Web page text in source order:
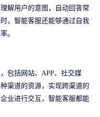
解用户的意图，自动回答常
，智能客服还能够通过自我
。
包括网站、APP、社交媒
渠道的资源，实现跨渠道的
业进行交互，智能客服都能